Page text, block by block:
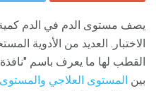
يصف مستوى الدم في الدم
الاختبار. العديد من الأدوية
القطب لها ما يعرف باسم
بين المستوى العلاجي والمستوى